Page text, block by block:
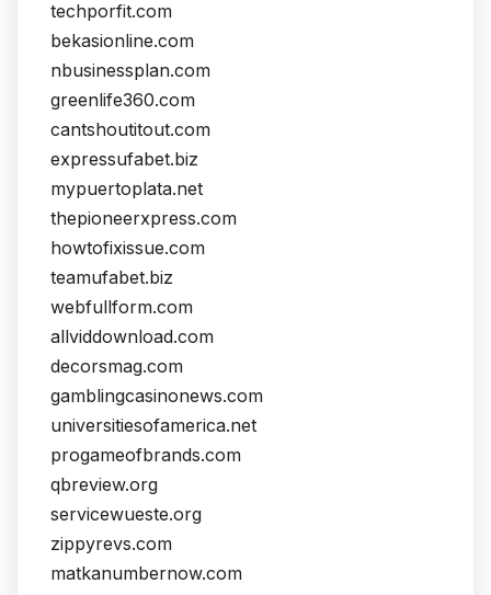
techporfit.com
bekasionline.com
nbusinessplan.com
greenlife360.com
cantshoutitout.com
expressufabet.biz
mypuertoplata.net
thepioneerxpress.com
howtofixissue.com
teamufabet.biz
webfullform.com
allviddownload.com
decorsmag.com
gamblingcasinonews.com
universitiesofamerica.net
progameofbrands.com
qbreview.org
servicewueste.org
zippyrevs.com
matkanumbernow.com